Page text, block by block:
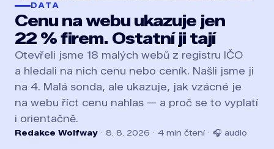
DATA
Cenu na webu ukazuje jen
22 % firem. Ostatní ji tají
Otevřeli jsme 18 malých webů z registru IČO
a hledali na nich cenu nebo ceník. Našli jsme ji
na 4. Malá sonda, ale ukazuje, jak vzácné je
na webu říct cenu nahlas — a proč se to vyplatí
i orientačně.
Redakce Wolfway · 8. 8. 2026 · 4 min čtení · 🎧 audio